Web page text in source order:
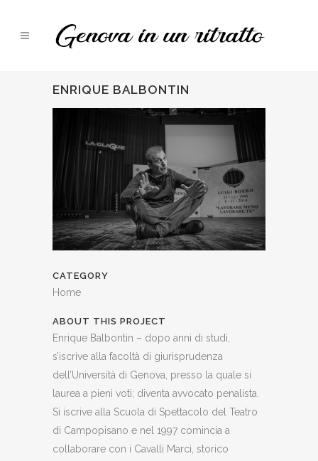
ENRIQUE BALBONTIN
CATEGORY
Home
ABOUT THIS PROJECT
Enrique Balbontin – dopo anni di studi,
s’iscrive alla facoltà di giurisprudenza
dell’Università di Genova, presso la quale si
laurea a pieni voti; diventa avvocato penalista.
Si iscrive alla Scuola di Spettacolo del Teatro
di Campopisano e nel 1997 comincia a
collaborare con i Cavalli Marci, storico